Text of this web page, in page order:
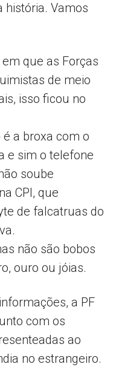
história. Vamos
que as Forças
de meio
isso ficou no
a broxa com o
e sim o telefone
soube
CPI, que
de falcatruas do
não são bobos
ouro ou jóias.
a PF
com os
ao
no estrangeiro.